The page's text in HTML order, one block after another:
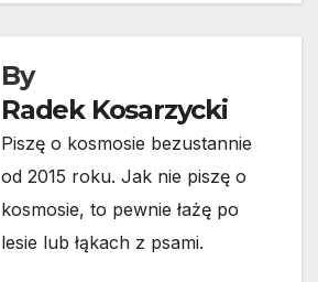
By
Radek Kosarzycki
Piszę o kosmosie bezustannie
od 2015 roku. Jak nie piszę o
kosmosie, to pewnie łażę po
lesie lub łąkach z psami.